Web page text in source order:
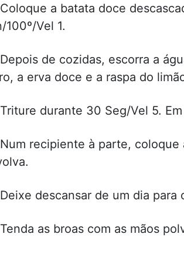
Coloque a batata doce
100º/Vel 1.
Depois de cozidas, escorra a
a erva doce e a raspa do
Triture durante 30 Seg/Vel 5.
Num recipiente à parte,
Deixe descansar de um dia para
Tenda as broas com as mãos